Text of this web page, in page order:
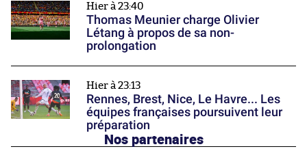
Hier à 23:40
Thomas Meunier charge Olivier
Létang à propos de sa non-
prolongation
Hier à 23:13
Rennes, Brest, Nice, Le Havre... Les
équipes françaises poursuivent leur
préparation
Nos partenaires